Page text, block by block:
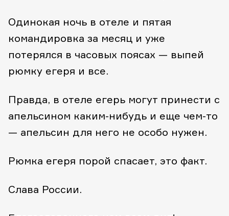
Одинокая ночь в отеле и пятая
командировка за месяц и уже
потерялся в часовых поясах — выпей
рюмку егеря и все.
Правда, в отеле егерь могут принести с
апельсином каким-нибудь и еще чем-то
— апельсин для него не особо нужен.
Рюмка егеря порой спасает, это факт.
Слава России.